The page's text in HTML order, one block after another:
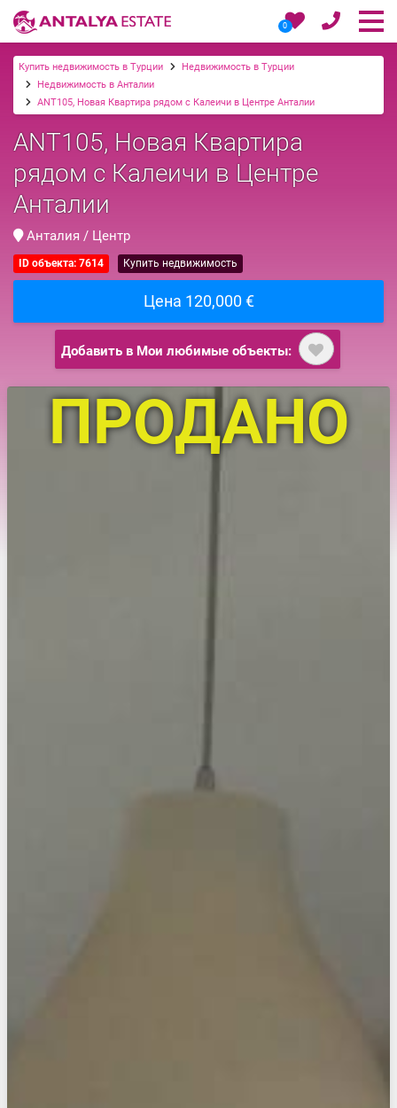
0
Купить недвижимость в Турции
Недвижимость в Турции
Недвижимость в Анталии
ANT105, Новая Квартира рядом с Калеичи в Центре Анталии
ANT105, Новая Квартира
рядом с Калеичи в Центре
Анталии
Анталия / Центр
ID объекта: 7614 Купить недвижимость
Цена 120,000 €
Добавить в Мои любимые объекты:
ПРОДАНО